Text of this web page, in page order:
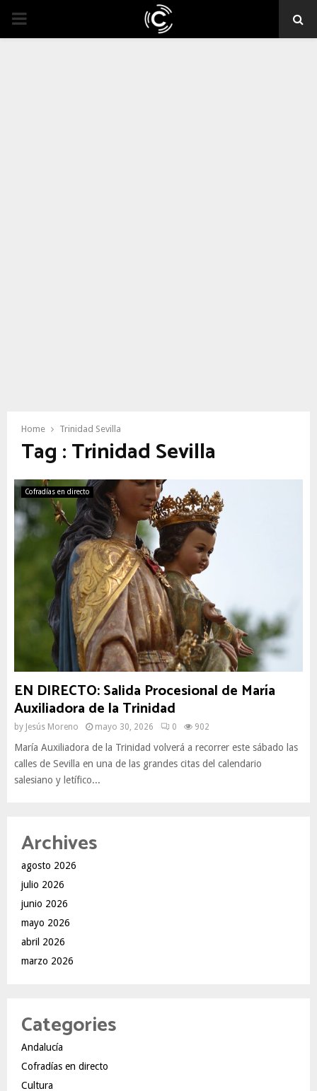
PRIMARY
Home Trinidad Sevilla
Tag : Trinidad Sevilla
Cofradías en directo
EN DIRECTO: Salida Procesional de María
Auxiliadora de la Trinidad
by Jesús Moreno mayo 30, 2026 0 902
María Auxiliadora de la Trinidad volverá a recorrer este sábado las
calles de Sevilla en una de las grandes citas del calendario
salesiano y letífico...
Archives
agosto 2026
julio 2026
junio 2026
mayo 2026
abril 2026
marzo 2026
Categories
Andalucía
Cofradías en directo
Cultura